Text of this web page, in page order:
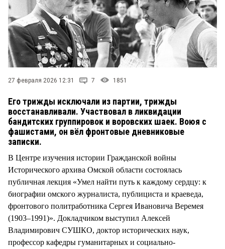
27 февраля 2026 12:31 7 1851
Его трижды исключали из партии, трижды
восстанавливали. Участвовал в ликвидации
бандитских группировок и воровских шаек. Воюя с
фашистами, он вёл фронтовые дневниковые
записки.
В Центре изучения истории Гражданской войны
Исторического архива Омской области состоялась
публичная лекция «Умел найти путь к каждому сердцу: к
биографии омского журналиста, публициста и краеведа,
фронтового политработника Сергея Ивановича Веремея
(1903–1991)». Докладчиком выступил Алексей
Владимирович СУШКО, доктор исторических наук,
профессор кафедры гуманитарных и социально-